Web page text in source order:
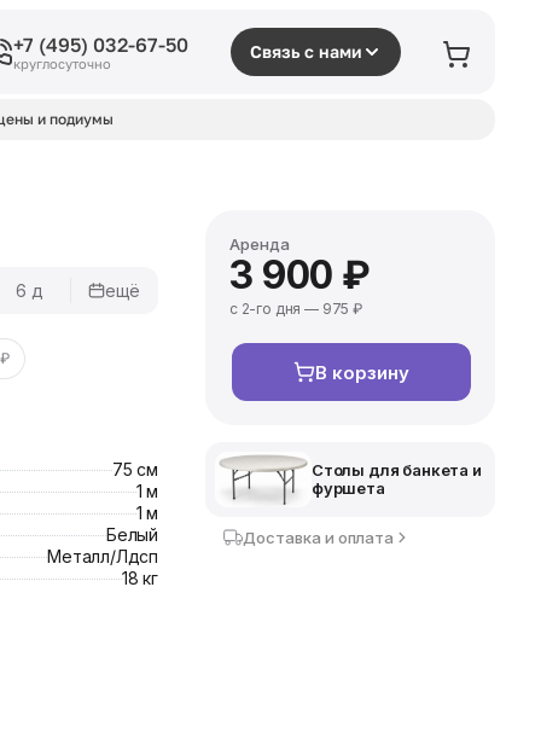
+7 (495) 032-67-50
круглосуточно
Связь с нами
и подиумы
6 д
ещё
75 см
1 м
1 м
Белый
Металл/Лдсп
18 кг
Аренда
3 900 ₽
с 2-го дня — 975 ₽
В корзину
Столы для банкета и
фуршета
Доставка и оплата